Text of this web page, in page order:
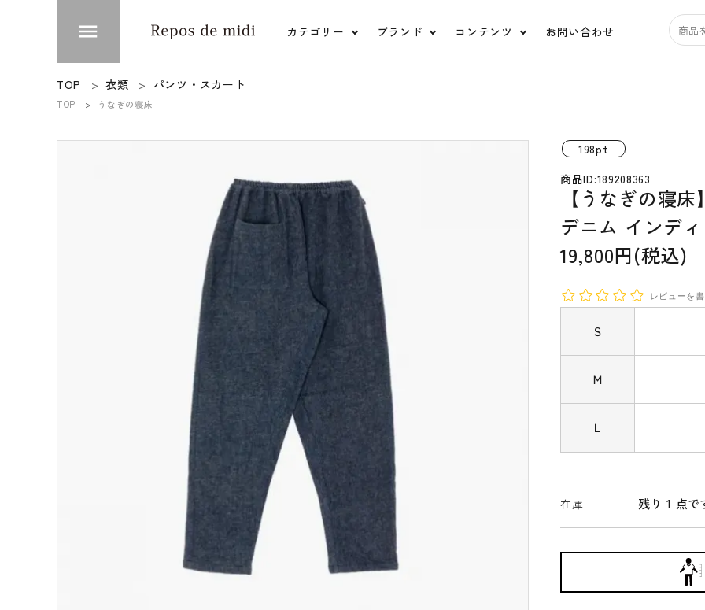
menu カテゴリー
台所道具 日用品
ブランド
tamaki niime 宝
糸と色
ko'da-style
HARIO Lampwork
宮田織物
田中帽子店
かもしか道具店
TOJIKI (トウジキト
雅竹
naiad（ナイアード）
コンテンツ お問い合わせ
ACCOUNT MENU
ようこそ ゲスト 様
ログイン person 新規会員登録
TOP 衣類 パンツ・スカート
TOP うなぎの寝床
198pt
商品ID:189208363
【うなぎの寝
デニム インデ
19,800円(税込)
レビューを
Ｓ
Ｍ
Ｌ
在庫 残り 1 点で